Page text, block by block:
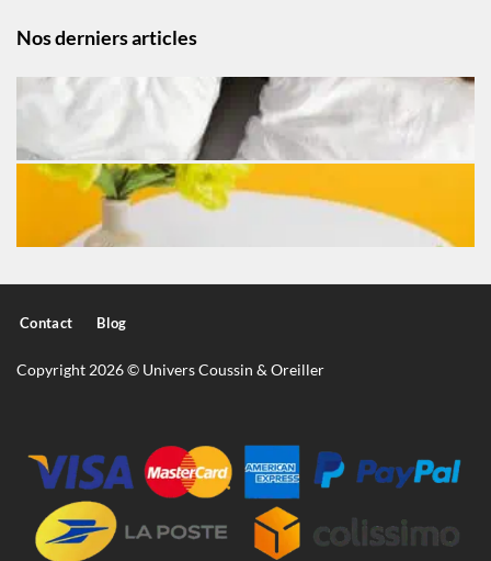
Nos derniers articles
Contact Blog
Copyright 2026 © Univers Coussin & Oreiller